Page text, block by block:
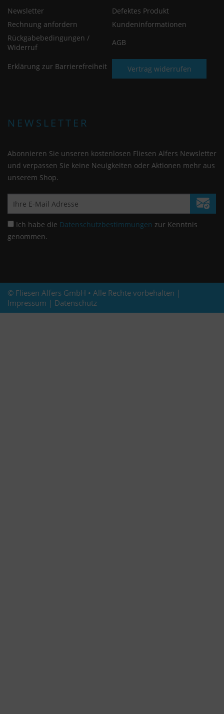
Newsletter
Defektes Produkt
Rechnung anfordern
Kundeninformationen
Rückgabebedingungen /
Widerruf
AGB
Erklärung zur Barrierefreiheit Vertrag widerrufen
NEWSLETTER
Abonnieren Sie unseren kostenlosen Fliesen Alfers Newsletter
und verpassen Sie keine Neuigkeiten oder Aktionen mehr aus
unserem Shop.
Ich habe die Datenschutzbestimmungen zur Kenntnis
genommen.
© Fliesen Alfers GmbH • Alle Rechte vorbehalten |
Impressum | Datenschutz